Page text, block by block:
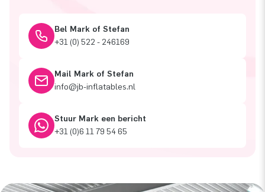
Bel Mark of Stefan
+31 (0) 522 - 246169
Mail Mark of Stefan
info@jb-inflatables.nl
Stuur Mark een bericht
+31 (0)6 11 79 54 65